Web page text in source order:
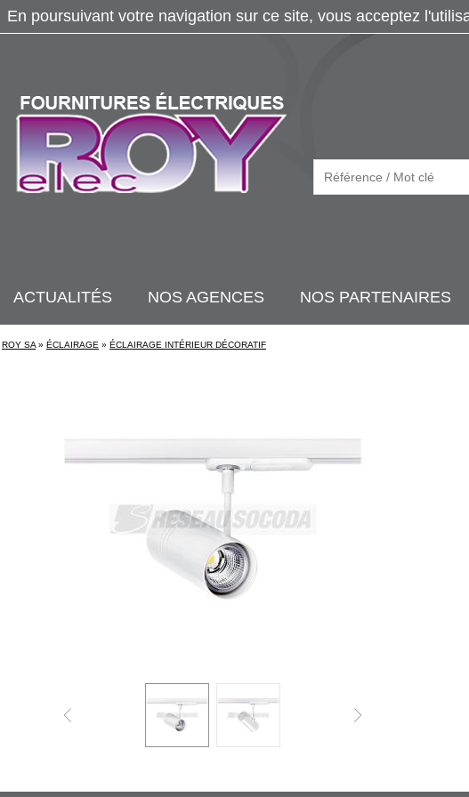
ACTUALITÉS NOS AGENCES NOS PARTENAIRES
ROY SA » ÉCLAIRAGE » ÉCLAIRAGE INTÉRIEUR DÉCORATIF
En poursuivant votre navigation sur ce site, vous acceptez